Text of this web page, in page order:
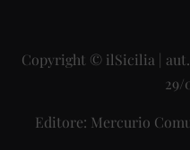
Copyright © ilSicilia |
29/
Editore: Mercurio